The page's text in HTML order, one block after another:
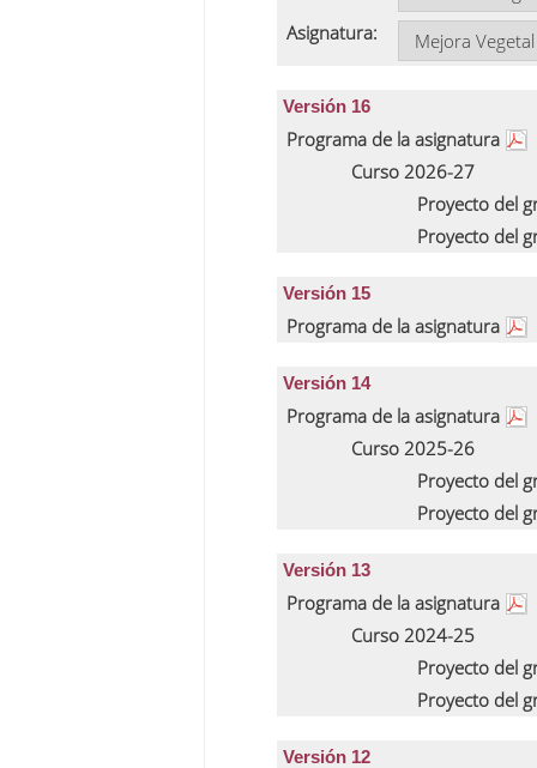
Asignatura:
Versión 16
Programa de la asignatura
Curso 2026-27
Proyecto del
Proyecto del
Versión 15
Programa de la asignatura
Versión 14
Programa de la asignatura
Curso 2025-26
Proyecto del
Proyecto del
Versión 13
Programa de la asignatura
Curso 2024-25
Proyecto del
Proyecto del
Versión 12